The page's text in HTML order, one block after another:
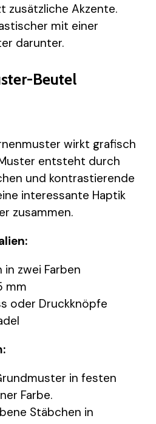
zusätzliche Akzente.
mit einer
darunter.
Beutel
wirkt grafisch
entsteht durch
und kontrastierende
interessante Haptik
zusammen.
in zwei Farben
mm
oder Druckknöpfe
in festen
Farbe.
Stäbchen in